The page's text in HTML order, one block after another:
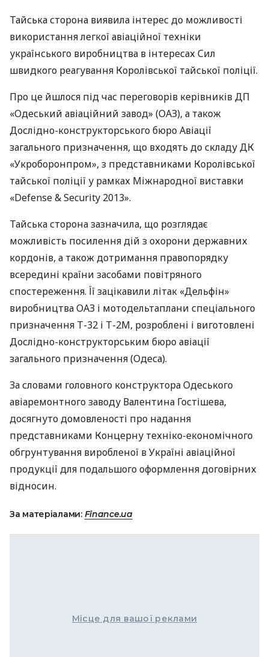
Тайська сторона виявила інтерес до можливості
використання легкої авіаційної техніки
українського виробництва в інтересах Сил
швидкого реагування Королівської тайської поліції.
Про це йшлося під час переговорів керівників ДП ​​
«Одеський авіаційний завод» (ОАЗ), а також
Дослідно-конструкторського бюро Авіації
загального призначення, що входять до складу ДК
«Укроборонпром», з представниками Королівської
тайської поліції у рамках Міжнародної виставки
«Defense & Security 2013».
Тайська сторона зазначила, що розглядає
можливість посилення дій з охорони державних
кордонів, а також дотримання правопорядку
всередині країни засобами повітряного
спостереження. Її зацікавили літак «Дельфін»
виробництваОАЗ і мотодельтаплани спеціального
призначення Т-32 і Т-2М, розроблені і виготовлені
Дослідно-конструкторським бюро авіації
загального призначення (Одеса).
За словами головного конструктора Одеського
авіаремонтного заводу Валентина Гостішева,
досягнуто домовленості про надання
представниками Концерну техніко-економічного
обгрунтування виробленої в Україні авіаційної
продукції для подальшого оформлення договірних
відносин.
За матеріалами: Finance.ua
Місце для вашої реклами